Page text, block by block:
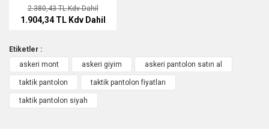
2.380,43 TLKdv Dahil
1.904,34 TL Kdv Dahil
Etiketler :
askeri mont
askeri giyim askeri pantolon satın al
taktik pantolon taktik pantolon fiyatları
taktik pantolon siyah